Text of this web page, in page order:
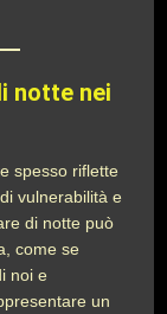
notte nei
spesso riflette
vulnerabilità e
di notte può
come se
noi e
un